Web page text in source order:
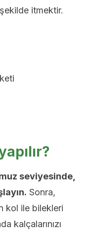
itmektir.
seviyesinde,
Sonra,
kol ile bilekleri
kalçalarınızı